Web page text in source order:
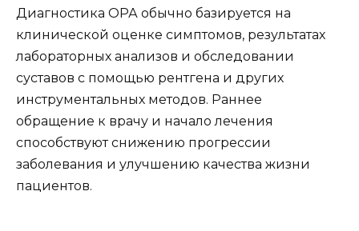
Диагностика ОРА обычно базируется на
клинической оценке симптомов, результатах
лабораторных анализов и обследовании
суставов с помощью рентгена и других
инструментальных методов. Раннее
обращение к врачу и начало лечения
способствуют снижению прогрессии
заболевания и улучшению качества жизни
пациентов.